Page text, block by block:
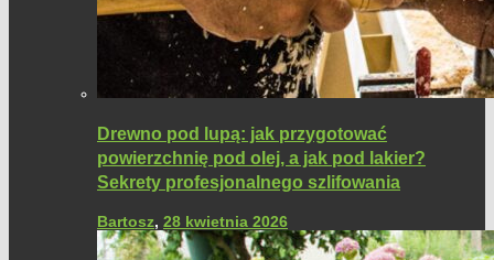
Drewno pod lupą: jak przygotować
powierzchnię pod olej, a jak pod lakier?
Sekrety profesjonalnego szlifowania
Bartosz, 28 kwietnia 2026